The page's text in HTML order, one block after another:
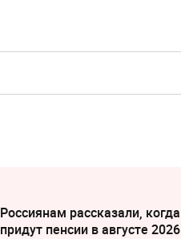
Россиянам рассказали, когда
придут пенсии в августе 2026